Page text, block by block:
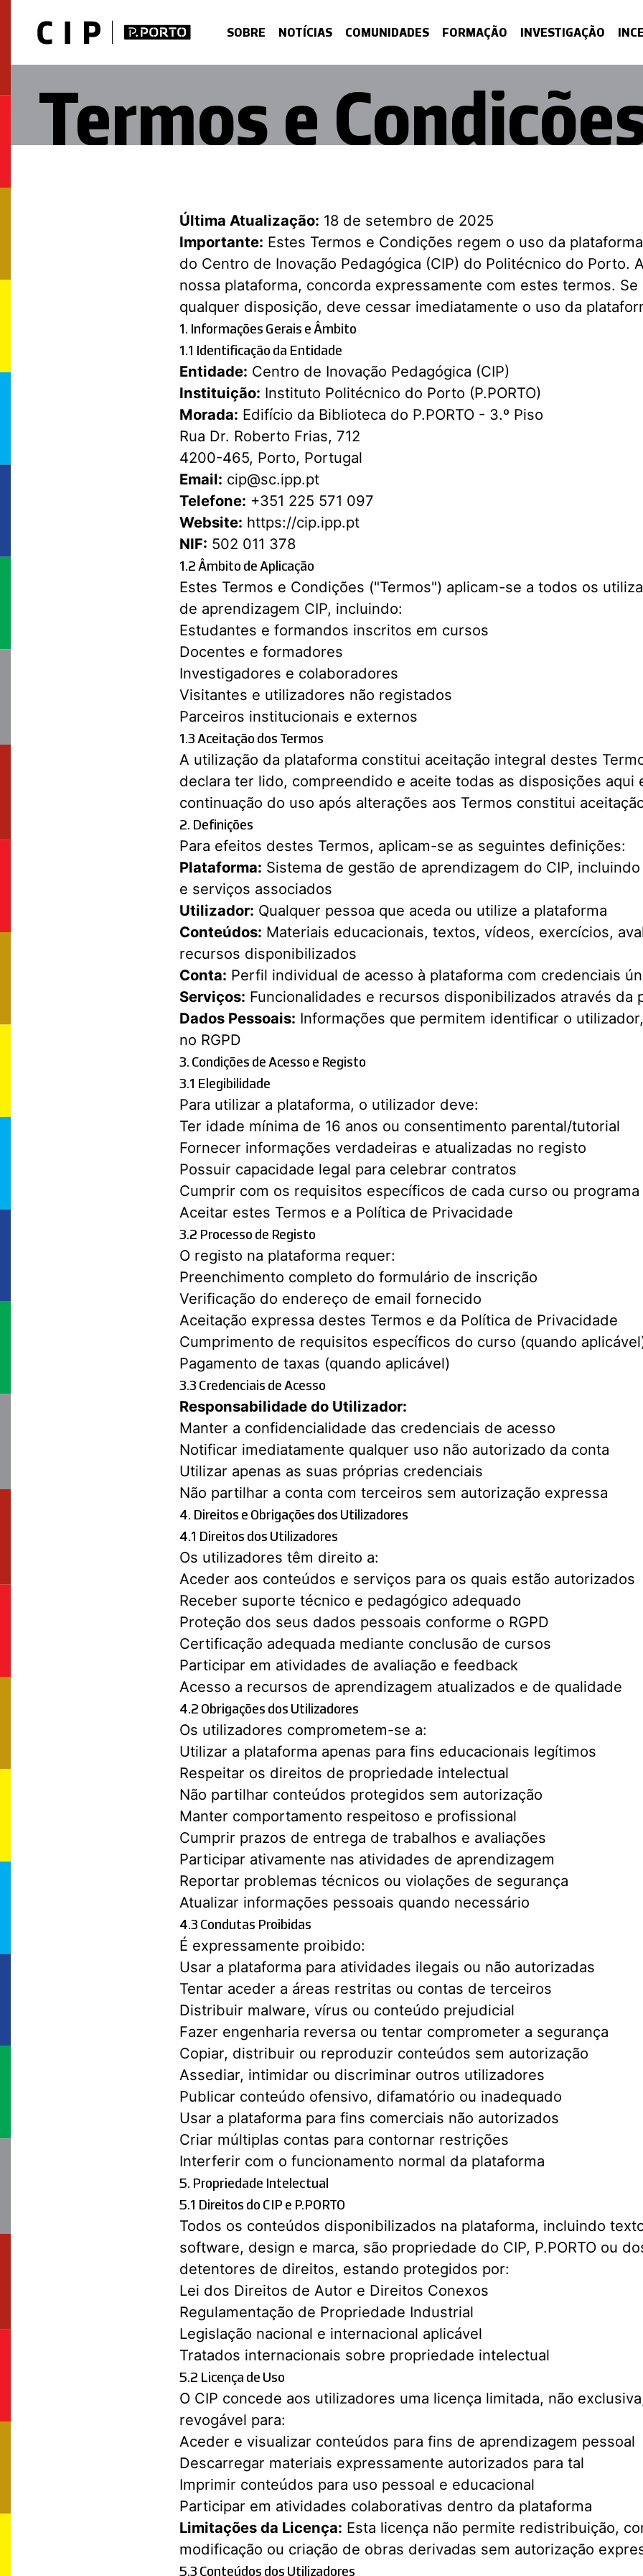
SOBRE NOTÍCIAS COMUNIDADES FORMAÇÃO INVESTIGAÇÃO
Termos e
Última Atualização: 18 de setembro de 2025
Importante: Estes Termos e Condições regem o uso da
do Centro de Inovação Pedagógica (CIP) do Politécnico do Porto.
nossa plataforma, concorda expressamente com estes termos.
qualquer disposição, deve cessar imediatamente o uso da
1. Informações Gerais e Âmbito
1.1 Identificação da Entidade
Entidade: Centro de Inovação Pedagógica (CIP)
Instituição: Instituto Politécnico do Porto (P.PORTO)
Morada: Edifício da Biblioteca do P.PORTO - 3.º Piso
Rua Dr. Roberto Frias, 712
4200-465, Porto, Portugal
Email: cip@sc.ipp.pt
Telefone: +351 225 571 097
Website: https://cip.ipp.pt
NIF: 502 011 378
1.2 Âmbito de Aplicação
Estes Termos e Condições ("Termos") aplicam-se a todos os
de aprendizagem CIP, incluindo:
Estudantes e formandos inscritos em cursos
Docentes e formadores
Investigadores e colaboradores
Visitantes e utilizadores não registados
Parceiros institucionais e externos
1.3 Aceitação dos Termos
A utilização da plataforma constitui aceitação integral destes
declara ter lido, compreendido e aceite todas as disposições aqui
continuação do uso após alterações aos Termos constitui
2. Definições
Para efeitos destes Termos, aplicam-se as seguintes definições:
Plataforma: Sistema de gestão de aprendizagem do CIP,
e serviços associados
Utilizador: Qualquer pessoa que aceda ou utilize a plataforma
Conteúdos: Materiais educacionais, textos, vídeos, exercícios,
recursos disponibilizados
Conta: Perfil individual de acesso à plataforma com credenciais
Serviços: Funcionalidades e recursos disponibilizados através da
Dados Pessoais: Informações que permitem identificar o
no RGPD
3. Condições de Acesso e Registo
3.1 Elegibilidade
Para utilizar a plataforma, o utilizador deve:
Ter idade mínima de 16 anos ou consentimento parental/tutorial
Fornecer informações verdadeiras e atualizadas no registo
Possuir capacidade legal para celebrar contratos
Cumprir com os requisitos específicos de cada curso ou programa
Aceitar estes Termos e a Política de Privacidade
3.2 Processo de Registo
O registo na plataforma requer:
Preenchimento completo do formulário de inscrição
Verificação do endereço de email fornecido
Aceitação expressa destes Termos e da Política de Privacidade
Cumprimento de requisitos específicos do curso (quando
Pagamento de taxas (quando aplicável)
3.3 Credenciais de Acesso
Responsabilidade do Utilizador:
Manter a confidencialidade das credenciais de acesso
Notificar imediatamente qualquer uso não autorizado da conta
Utilizar apenas as suas próprias credenciais
Não partilhar a conta com terceiros sem autorização expressa
4. Direitos e Obrigações dos Utilizadores
4.1 Direitos dos Utilizadores
Os utilizadores têm direito a:
Aceder aos conteúdos e serviços para os quais estão autorizados
Receber suporte técnico e pedagógico adequado
Proteção dos seus dados pessoais conforme o RGPD
Certificação adequada mediante conclusão de cursos
Participar em atividades de avaliação e feedback
Acesso a recursos de aprendizagem atualizados e de qualidade
4.2 Obrigações dos Utilizadores
Os utilizadores comprometem-se a:
Utilizar a plataforma apenas para fins educacionais legítimos
Respeitar os direitos de propriedade intelectual
Não partilhar conteúdos protegidos sem autorização
Manter comportamento respeitoso e profissional
Cumprir prazos de entrega de trabalhos e avaliações
Participar ativamente nas atividades de aprendizagem
Reportar problemas técnicos ou violações de segurança
Atualizar informações pessoais quando necessário
4.3 Condutas Proibidas
É expressamente proibido:
Usar a plataforma para atividades ilegais ou não autorizadas
Tentar aceder a áreas restritas ou contas de terceiros
Distribuir malware, vírus ou conteúdo prejudicial
Fazer engenharia reversa ou tentar comprometer a segurança
Copiar, distribuir ou reproduzir conteúdos sem autorização
Assediar, intimidar ou discriminar outros utilizadores
Publicar conteúdo ofensivo, difamatório ou inadequado
Usar a plataforma para fins comerciais não autorizados
Criar múltiplas contas para contornar restrições
Interferir com o funcionamento normal da plataforma
5. Propriedade Intelectual
5.1 Direitos do CIP e P.PORTO
Todos os conteúdos disponibilizados na plataforma, incluindo
software, design e marca, são propriedade do CIP, P.PORTO ou
detentores de direitos, estando protegidos por:
Lei dos Direitos de Autor e Direitos Conexos
Regulamentação de Propriedade Industrial
Legislação nacional e internacional aplicável
Tratados internacionais sobre propriedade intelectual
5.2 Licença de Uso
O CIP concede aos utilizadores uma licença limitada, não
revogável para:
Aceder e visualizar conteúdos para fins de aprendizagem pessoal
Descarregar materiais expressamente autorizados para tal
Imprimir conteúdos para uso pessoal e educacional
Participar em atividades colaborativas dentro da plataforma
Limitações da Licença: Esta licença não permite redistribuição,
modificação ou criação de obras derivadas sem autorização
5.3 Conteúdos dos Utilizadores